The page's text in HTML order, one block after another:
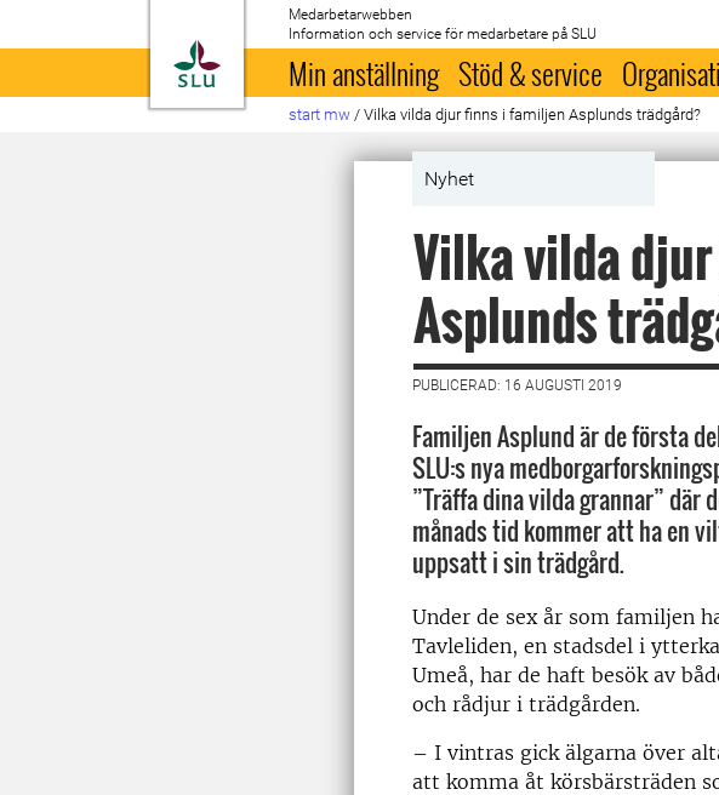
Till startsida
Medarbetarwebben
Information och service för medarbetare på SLU
Min anställning Stöd & service
start mw / Vilka vilda djur finns i familjen Asplunds trädgård?
Nyhet
Vilka vilda
Asplunds
PUBLICERAD: 16 AUGUSTI 2019
Familjen Asplund är de första
SLU:s nya
”Träffa dina vilda grannar” där
månads tid kommer att ha en
uppsatt i sin trädgård.
Under de sex år som familjen
Tavleliden, en stadsdel i
Umeå, har de haft besök av
och rådjur i trädgården.
– I vintras gick älgarna över
att komma åt körsbärsträden